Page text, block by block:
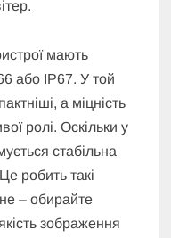
мають
або IP67. У той
а міцність
ролі. Оскільки у
стабільна
робить такі
– обирайте
зображення